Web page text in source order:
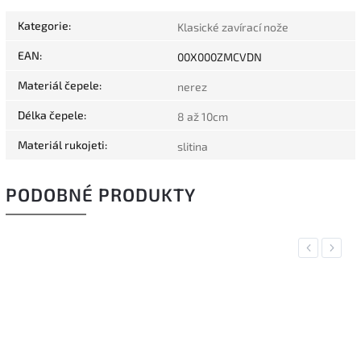
Kategorie: Klasické zavírací nože
EAN: 00X000ZMCVDN
Materiál čepele: nerez
Délka čepele: 8 až 10cm
Materiál rukojeti: slitina
PODOBNÉ PRODUKTY
Previous
Next